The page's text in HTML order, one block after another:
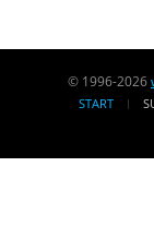
© 1996-2026
START